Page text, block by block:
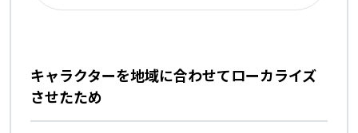
キャラクターを地域に合わせてローカライズ
させたため